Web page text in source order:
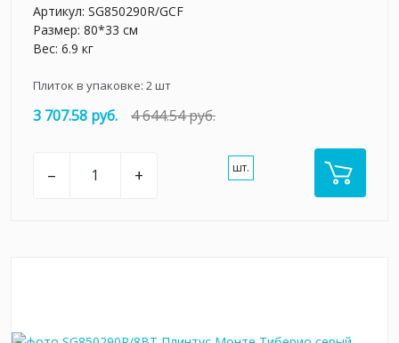
Артикул: SG850290R/GCF
Размер: 80*33 см
Вес: 6.9 кг
Плиток в упаковке: 2шт
3 707.58 руб. 4 644.54 руб.
– + шт.